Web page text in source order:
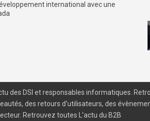
international avec une
des DSI et responsables informatiques.
des retours d'utilisateurs, des
Retrouvez toutes L’actu du B2B